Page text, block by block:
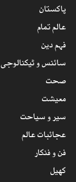
پاکستان
عالم تمام
فہم دین
سائنس و ٹیکنالوجی
صحت
معیشت
سیر و سیاحت
عجائبات عالم
فن و فنکار
کھیل